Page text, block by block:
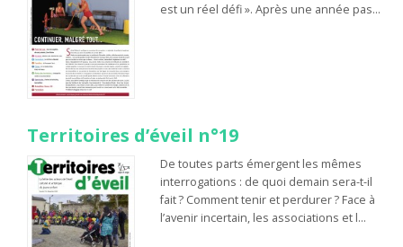
est un réel défi ». Après une année pas…
Territoires d’éveil n°19
De toutes parts émergent les mêmes
interrogations : de quoi demain sera-t-il
fait ? Comment tenir et perdurer ? Face à
l’avenir incertain, les associations et l…